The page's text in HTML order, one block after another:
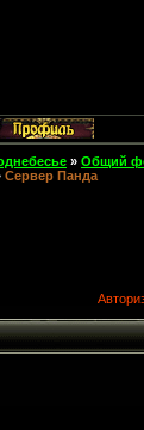
» Общий
Сервер Панда